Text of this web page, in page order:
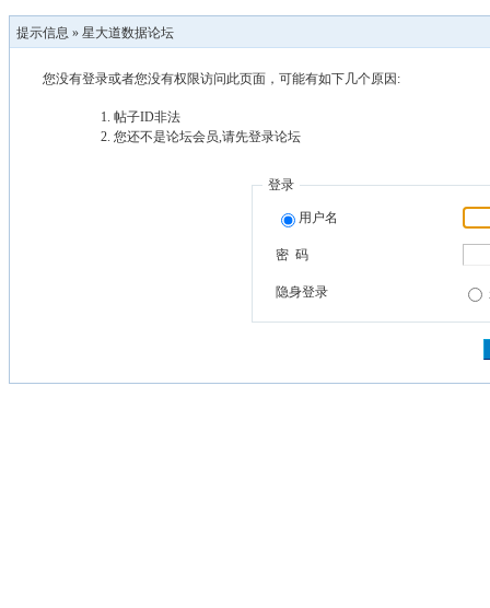
提示信息 » 星大道数据论坛
您没有登录或者您没有权限访问此页面，可能有如下几个原因:
帖子ID非法
您还不是论坛会员,请先登录论坛
登录
用户名
密 码
隐身登录